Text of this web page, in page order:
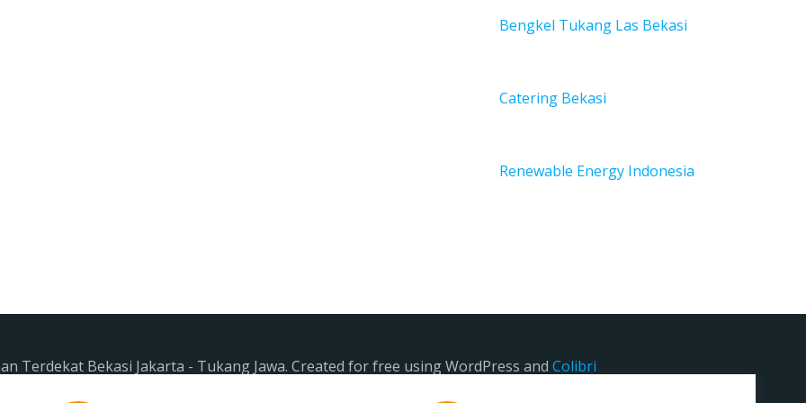
Bengkel Tukang Las Bekasi
Catering Bekasi
Renewable Energy Indonesia
Terdekat Bekasi Jakarta - Tukang Jawa. Created for free using WordPress and Colibri